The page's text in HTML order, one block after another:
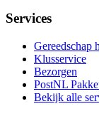
Services
Gereedschap
Klusservice
Bezorgen
PostNL
Bekijk alle